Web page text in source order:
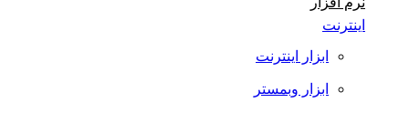
اینترنت
ابزار اینترنت
ابزار وبمستر